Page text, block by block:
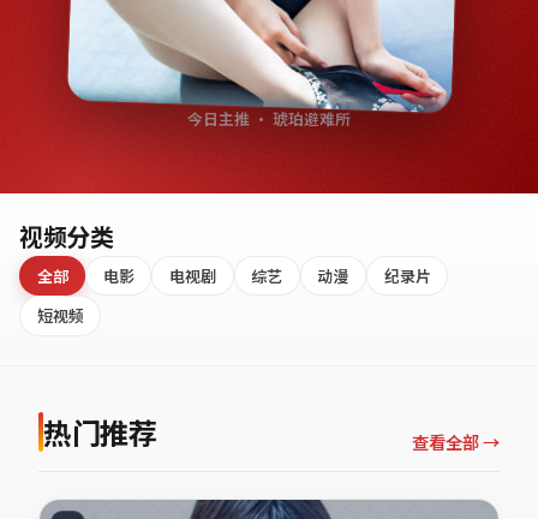
今日主推 · 琥珀避难所
视频分类
全部 电影 电视剧 综艺 动漫
纪录片
短视频
热门推荐 查看全部 →